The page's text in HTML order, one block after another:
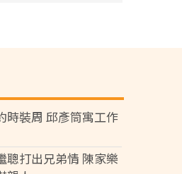
時裝周 邱彥筒寓工作
聰打出兄弟情 陳家樂